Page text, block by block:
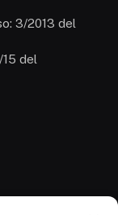
3/2013 del
del